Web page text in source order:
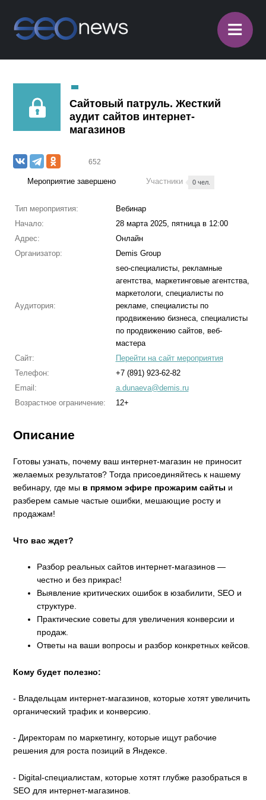
≡
Сайтовый патруль. Жесткий
аудит сайтов интернет-
магазинов
652
Мероприятие завершено Участники 0 чел.
Тип мероприятия:
Вебинар
Начало:
28 марта 2025, пятница в 12:00
Адрес:
Онлайн
Организатор:
Demis Group
Аудитория:
seo-специалисты, рекламные
агентства, маркетинговые агентства,
маркетологи, специалисты по
рекламе, специалисты по
продвижению бизнеса, специалисты
по продвижению сайтов, веб-
мастера
Сайт:
Перейти на сайт мероприятия
Телефон:
+7 (891) 923-62-82
Email:
a.dunaeva@demis.ru
Возрастное ограничение:
12+
Описание
Готовы узнать, почему ваш интернет-магазин не приносит
желаемых результатов? Тогда присоединяйтесь к нашему
вебинару, где мы в прямом эфире прожарим сайты и
разберем самые частые ошибки, мешающие росту и
продажам!
Что вас ждет?
Разбор реальных сайтов интернет-магазинов —
честно и без прикрас!
Выявление критических ошибок в юзабилити, SEO и
структуре.
Практические советы для увеличения конверсии и
продаж.
Ответы на ваши вопросы и разбор конкретных кейсов.
Кому будет полезно:
- Владельцам интернет-магазинов, которые хотят увеличить
органический трафик и конверсию.
- Директорам по маркетингу, которые ищут рабочие
решения для роста позиций в Яндексе.
- Digital-специалистам, которые хотят глубже разобраться в
SEO для интернет-магазинов.